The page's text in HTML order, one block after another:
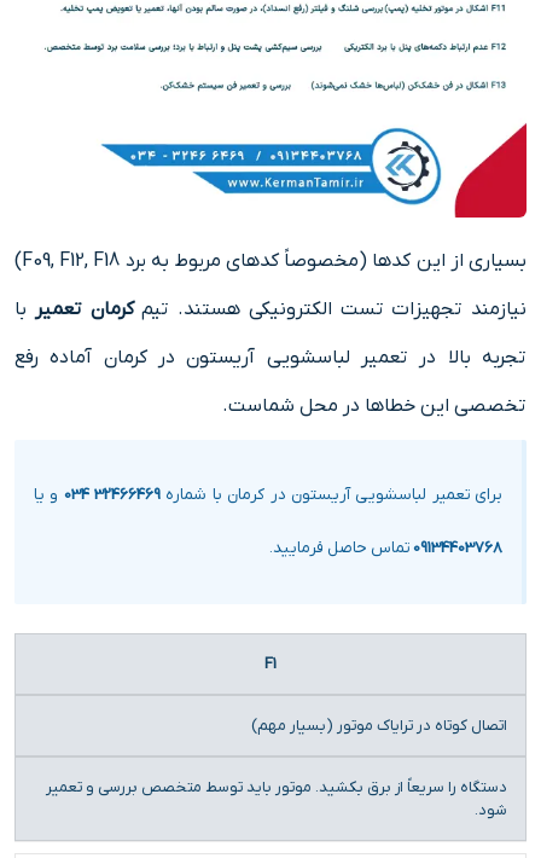
بسیاری از این کدها (مخصوصاً کدهای مربوط به برد F09, F12, F18)
نیازمند تجهیزات تست الکترونیکی هستند. تیمکرمان تعمیر با
تجربه بالا در تعمیر لباسشویی آریستون در کرمان آماده رفع
تخصصی این خطاها در محل شماست.
برای تعمیر لباسشویی آریستون در کرمان با شماره 32466469 034 و یا
09134403768تماس حاصل فرمایید.
خطا
راه حل و
تعمیر
F1
اتصال کوتاه در ترایاک موتور (بسیار مهم)
دستگاه را سریعاً از برق بکشید. موتور باید توسط متخصص بررسی و تعمیر
شود.